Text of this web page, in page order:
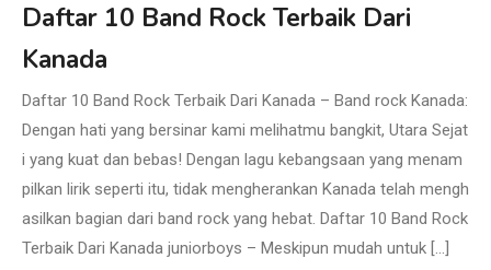
Daftar 10 Band Rock Terbaik Dari
Kanada
Daftar 10 Band Rock Terbaik Dari Kanada – Band rock Kanada:
Dengan hati yang bersinar kami melihatmu bangkit, Utara Sejat
i yang kuat dan bebas! Dengan lagu kebangsaan yang menam
pilkan lirik seperti itu, tidak mengherankan Kanada telah mengh
asilkan bagian dari band rock yang hebat. Daftar 10 Band Rock
Terbaik Dari Kanada juniorboys – Meskipun mudah untuk […]